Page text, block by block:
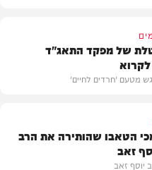
של מפקד התאג"ד
מטעם 'חרדים לחיים'
הטאבו שהותירה את הרב
זאב
יוסף זאב